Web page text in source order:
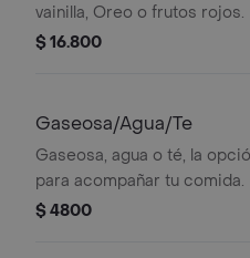
vainilla, Oreo o frutos rojos.
$ 16.800
Gaseosa/Agua/Te
Gaseosa, agua o té, la
para acompañar tu comida.
$ 4800